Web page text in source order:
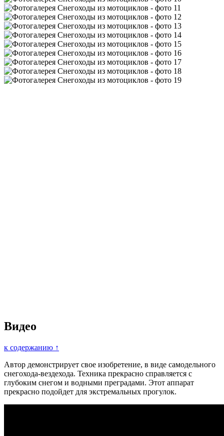
Видео
к содержанию ↑
Автор демонстрирует свое изобретение, в виде самодельного
снегохода-вездехода. Техника прекрасно справляется с
глубоким снегом и водными преградами. Этот аппарат
прекрасно подойдет для экстремальных прогулок.